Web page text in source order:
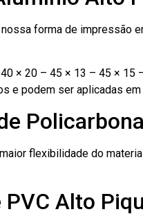
forma de
× 20 – 45 × 13 – 45 × 15
e podem ser aplicadas
flexibilidade do
Alto